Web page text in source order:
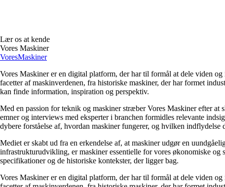
Lær os at kende
Vores Maskiner
VoresMaskiner
Vores Maskiner er en digital platform, der har til formål at dele viden
facetter af maskinverdenen, fra historiske maskiner, der har formet
kan finde information, inspiration og perspektiv.
Med en passion for teknik og maskiner stræber Vores Maskiner efter at
emner og interviews med eksperter i branchen formidles relevante
dybere forståelse af, hvordan maskiner fungerer, og hvilken indflydelse
Mediet er skabt ud fra en erkendelse af, at maskiner udgør en
infrastrukturudvikling, er maskiner essentielle for vores økonomiske
specifikationer og de historiske kontekster, der ligger bag.
Vores Maskiner er en digital platform, der har til formål at dele viden